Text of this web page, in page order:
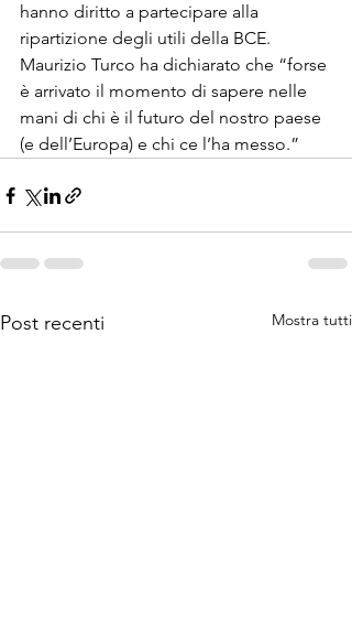
hanno diritto a partecipare alla
ripartizione degli utili della BCE.
Maurizio Turco ha dichiarato che “forse
è arrivato il momento di sapere nelle
mani di chi è il futuro del nostro paese
(e dell’Europa) e chi ce l’ha messo.”
Post recenti Mostra tutti